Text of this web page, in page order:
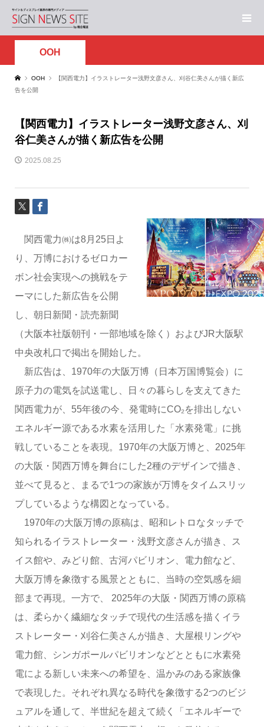
OOH
OOH
【関西電力】イラストレーター浅野文彦さん、刈谷仁美さんが描く新広
告を公開
【関西電力】イラストレーター浅野文彦さん、刈
谷仁美さんが描く新広告を公開
2025.08.25
関西電力㈱は8月25日よ
り、万博におけるゼロカー
ボン社会実現への挑戦をテ
ーマにした新広告を公開
し、朝日新聞・読売新聞
（大阪本社版朝刊・一部地域を除く）およびJR大阪駅
中央改札口で掲出を開始した。
新広告は、1970年の大阪万博（日本万国博覧会）に
原子力の電気を試送電し、日々の暮らしを支えてきた
関西電力が、55年後の今、発電時にCO₂を排出しない
エネルギー源である水素を活用した「水素発電」に挑
戦していることを表現。1970年の大阪万博と、2025年
の大阪・関西万博を舞台にした2種のデザインで描き、
並べて見ると、まるで1つの家族が万博をタイムスリッ
プしているような構図となっている。
1970年の大阪万博の原稿は、昭和レトロなタッチで
知られるイラストレーター・浅野文彦さんが描き、ス
イス館や、みどり館、古河パビリオン、電力館など、
大阪万博を象徴する風景とともに、当時の空気感を細
部まで再現。一方で、 2025年の大阪・関西万博の原稿
は、柔らかく繊細なタッチで現代の生活感を描くイラ
ストレーター・刈谷仁美さんが描き、大屋根リングや
電力館、シンガポールパビリオンなどとともに水素発
電による新しい未来への希望を、温かみのある家族像
で表現した。それぞれ異なる時代を象徴する2つのビジ
ュアルを通して、半世紀を超えて続く「エネルギーで